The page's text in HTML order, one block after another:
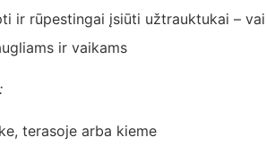
ir rūpestingai įsiūti užtrauktukai –
ir vaikams
terasoje arba kieme